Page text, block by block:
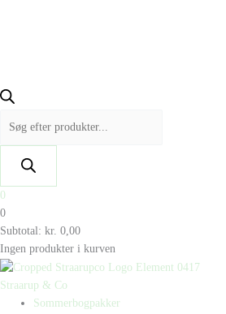
0
0
Subtotal: kr. 0,00
Ingen produkter i kurven
Straarup & Co
Sommerbogpakker